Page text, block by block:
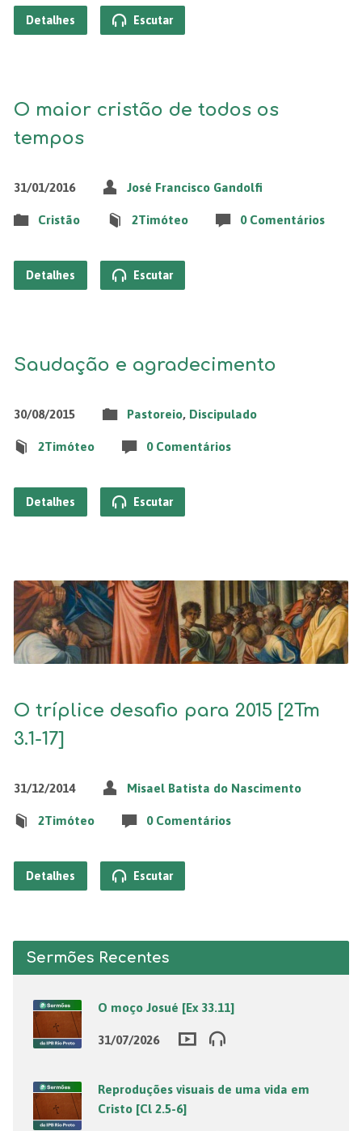
Detalhes Escutar
O maior cristão de todos os
tempos
31/01/2016 José Francisco Gandolfi
Cristão 2Timóteo 0 Comentários
Detalhes Escutar
Saudação e agradecimento
30/08/2015 Pastoreio, Discipulado
2Timóteo 0 Comentários
Detalhes Escutar
O tríplice desafio para 2015 [2Tm
3.1-17]
31/12/2014 Misael Batista do Nascimento
2Timóteo 0 Comentários
Detalhes Escutar
Sermões Recentes
O moço Josué [Ex 33.11]
31/07/2026
Reproduções visuais de uma vida em
Cristo [Cl 2.5-6]